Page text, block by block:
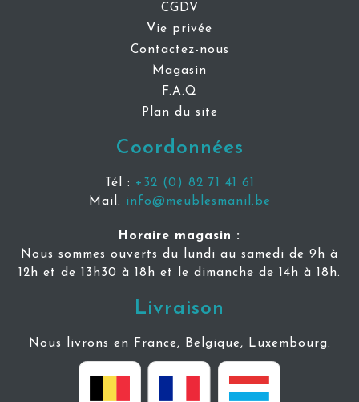
CGDV
Vie privée
Contactez-nous
Magasin
F.A.Q
Plan du site
Coordonnées
Tél : +32 (0) 82 71 41 61
Mail. info@meublesmanil.be
Horaire magasin :
Nous sommes ouverts du lundi au samedi de 9h à
12h et de 13h30 à 18h et le dimanche de 14h à 18h.
Livraison
Nous livrons en France, Belgique, Luxembourg.